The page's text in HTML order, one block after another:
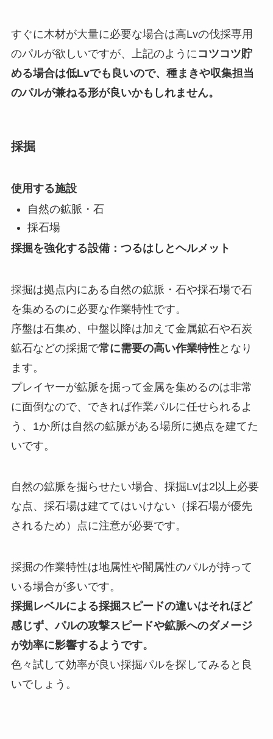
すぐに木材が大量に必要な場合は高Lvの伐採専用
のパルが欲しいですが、上記のように コツコツ貯
める場合は低Lvでも良いので、種まきや収集担当
のパルが兼ねる形が良いかもしれません。
採掘
使用する施設
自然の鉱脈・石
採石場
採掘を強化する設備：つるはしとヘルメット
採掘は拠点内にある自然の鉱脈・石や採石場で石
を集めるのに必要な作業特性です。
序盤は石集め、中盤以降は加えて金属鉱石や石炭
鉱石などの採掘で常に需要の高い作業特性となり
ます。
プレイヤーが鉱脈を掘って金属を集めるのは非常
に面倒なので、できれば作業パルに任せられるよ
う、1か所は自然の鉱脈がある場所に拠点を建てた
いです。
自然の鉱脈を掘らせたい場合、採掘Lvは2以上必要
な点、採石場は建ててはいけない（採石場が優先
されるため）点に注意が必要です。
採掘の作業特性は地属性や闇属性のパルが持って
いる場合が多いです。
採掘レベルによる採掘スピードの違いはそれほど
感じず、パルの攻撃スピードや鉱脈へのダメージ
が効率に影響するようです。
色々試して効率が良い採掘パルを探してみると良
いでしょう。